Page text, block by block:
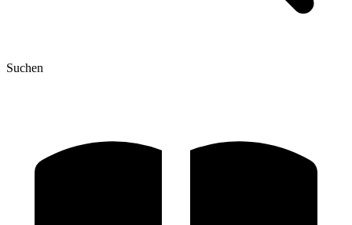
Suchen